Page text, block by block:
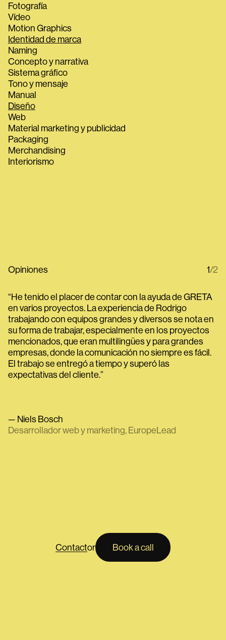
Fotografía
Vídeo
Motion Graphics
Identidad de marca
Naming
Concepto y narrativa
Sistema gráfico
Tono y mensaje
Manual
Diseño
Web
Material marketing y publicidad
Packaging
Merchandising
Interiorismo
Opiniones 1/2
He tenido el placer de contar con la ayuda de GRETA
en varios proyectos. La experiencia de Rodrigo
trabajando con equipos grandes y diversos se nota en
su forma de trabajar, especialmente en los proyectos
mencionados, que eran multilingües y para grandes
empresas, donde la comunicación no siempre es fácil.
El trabajo se entregó a tiempo y superó las
expectativas del cliente.
Niels Bosch
Desarrollador web y marketing, EuropeLead
Contactor Book a call